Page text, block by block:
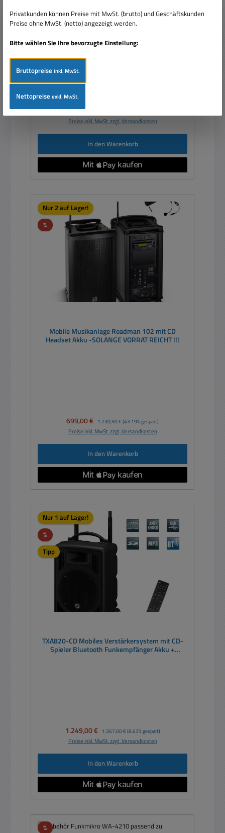
Mobile Musikanlage Beschallungsanlage mit
USB-MP3 CD-Player Akku 2xFunkmikro 250W
8zoll Bluetooth
Verkaufspreis:
439,00 €
Preise inkl. MwSt. zzgl. Versandkosten
In den Warenkorb
Nur 2 auf Lager!
%Rabatt
Mobile Musikanlage Roadman 102 mit CD
Headset Akku -SOLANGE VORRAT REICHT !!!
Verkaufspreis:
699,00 € Regulärer Preis:
1.230,50 € (43.19% gespart)
Preise inkl. MwSt. zzgl. Versandkosten
In den Warenkorb
Nur 1 auf Lager!
%Rabatt
Tipp
TXA820-CD Mobiles Verstärkersystem mit CD-
Spieler Bluetooth Funkempfänger Akku +
Verkaufspreis:
1.249,00 € Regulärer Preis:
1.367,00 € (8.63% gespart)
Preise inkl. MwSt. zzgl. Versandkosten
In den Warenkorb
%Rabatt
Privatkunden können Preise mit MwSt. (brutto) und Geschäftskunden
Preise ohne MwSt. (netto) angezeigt werden.
Bitte wählen Sie Ihre bevorzugte Einstellung:
Bruttopreiseinkl. MwSt.
Nettopreiseexkl. MwSt.